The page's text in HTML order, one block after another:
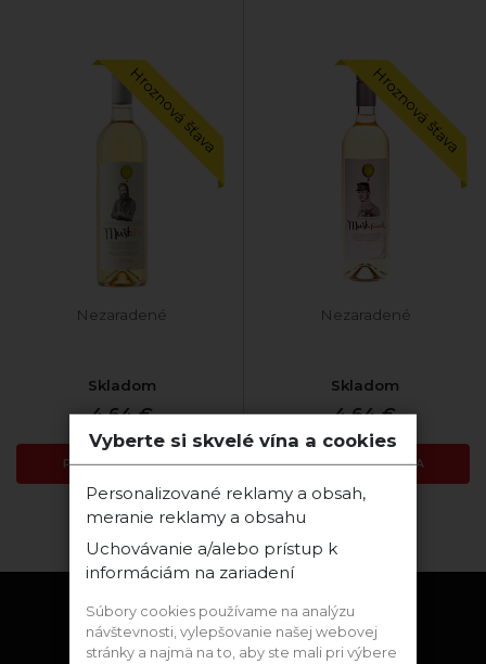
Hroznová šťava
Nezaradené
Skladom
4,64 €
PRIDAŤ DO KOŠÍKA
Hroznová šťava
Nezaradené
Skladom
4,64 €
PRIDAŤ DO KOŠÍKA
Zostaňme v kontakte
Vyberte si skvelé vína a cookies
Personalizované reklamy a obsah,
meranie reklamy a obsahu
Uchovávanie a/alebo prístup k
informáciám na zariadení
Súbory cookies používame na analýzu
návštevnosti, vylepšovanie našej webovej
stránky a najmä na to, aby ste mali pri výbere